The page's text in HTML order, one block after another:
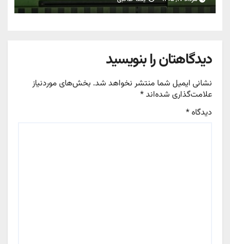
دیدگاهتان را بنویسید
نشانی ایمیل شما منتشر نخواهد شد. بخش‌های موردنیاز
علامت‌گذاری شده‌اند*
دیدگاه*